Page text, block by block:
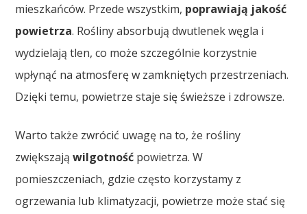
mieszkańców. Przede wszystkim, poprawiają jakość
powietrza. Rośliny absorbują dwutlenek węgla i
wydzielają tlen, co może szczególnie korzystnie
wpłynąć na atmosferę w zamkniętych przestrzeniach.
Dzięki temu, powietrze staje się świeższe i zdrowsze.
Warto także zwrócić uwagę na to, że rośliny
zwiększająwilgotność powietrza. W
pomieszczeniach, gdzie często korzystamy z
ogrzewania lub klimatyzacji, powietrze może stać się